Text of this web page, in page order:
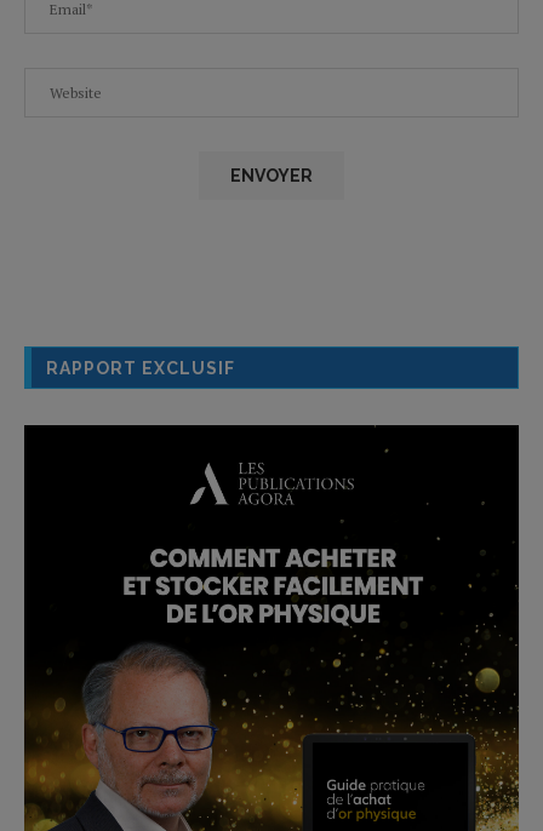
RAPPORT EXCLUSIF